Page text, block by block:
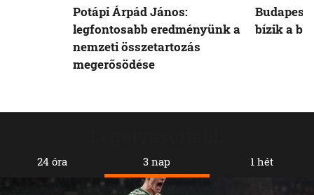
24 óra 3 nap 1 hét
Potápi Árpád János:
legfontosabb eredményünk a
nemzeti összetartozás
megerősödése
Budapest
bízik a